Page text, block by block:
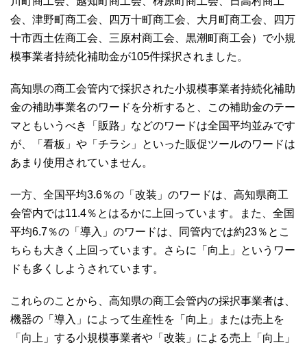
会、津野町商工会、四万十町商工会、大月町商工会、四万
十市西土佐商工会、三原村商工会、黒潮町商工会）で小規
模事業者持続化補助金が105件採択されました。
高知県の商工会管内で採択された小規模事業者持続化補助
金の補助事業名のワードを分析すると、この補助金のテー
マともいうべき「販路」などのワードは全国平均並みです
が、「看板」や「チラシ」といった販促ツールのワードは
あまり使用されていません。
一方、全国平均3.6％の「改装」のワードは、高知県商工
会管内では11.4％とはるかに上回っています。また、全国
平均6.7％の「導入」のワードは、同管内では約23％とこ
ちらも大きく上回っています。さらに「向上」というワー
ドも多くしようされています。
これらのことから、高知県の商工会管内の採択事業者は、
機器の「導入」によって生産性を「向上」または売上を
「向上」する小規模事業者や「改装」による売上「向上」